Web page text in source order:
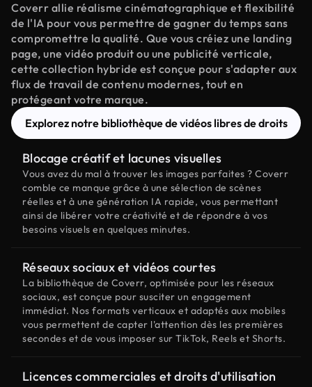
Coverr allie réalisme cinématographique et flexibilité
de l'IA pour vous permettre de gagner du temps sans
compromettre la qualité. Que vous créiez une landing
page, une vidéo produit ou une publicité verticale,
cette collection hybride est conçue pour s'adapter aux
flux de travail de contenu modernes, tout en
protégeant votre marque.
Explorez notre bibliothèque de vidéos libres de droits
Blocage créatif et lacunes visuelles
Vous avez du mal à trouver les images parfaites ? Coverr
comble ce manque grâce à une sélection de scènes
réelles et à une génération IA rapide, vous permettant
ainsi de libérer votre créativité et de répondre à vos
besoins visuels en quelques minutes.
Réseaux sociaux et vidéos courtes
La bibliothèque de Coverr, optimisée pour les réseaux
sociaux, est conçue pour susciter un engagement
immédiat. Nos formats verticaux et adaptés aux mobiles
vous permettent de capter l'attention dès les premières
secondes et de vous imposer sur TikTok, Reels et Shorts.
Licences commerciales et droits d'utilisation